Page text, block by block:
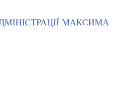
МАКСИМА